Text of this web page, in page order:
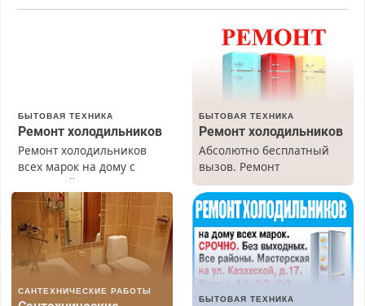
БЫТОВАЯ ТЕХНИКА
Ремонт холодильников
Ремонт холодильников
всех марок на дому с
гарантией. Замена
резины. Качественно.
Недорого. Без выходных.
Все районы. Скидка.
Вызов бесплатный.
БЫТОВАЯ ТЕХНИКА
Ремонт холодильников
Абсолютно бесплатный
вызов. Ремонт
холодильников всех
марок на дому, с
гарантией. Все р-ны.
Срочно. Без выходных.
Пенсионерам – скидки до
40%. Мастер со стажем.
САНТЕХНИЧЕСКИЕ РАБОТЫ
БЫТОВАЯ ТЕХНИКА